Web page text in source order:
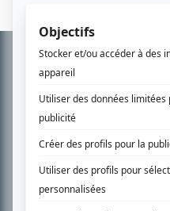
Informations
complémentaires
À PROPOS
Chroniqueur télé du journal Le
son petit écran. Celui qu’on
télévision» a d’abord oeuvré au
spécialité: la télé québécoise. On
l’actualité télévisuelle au 98,5.
En savoir plus »